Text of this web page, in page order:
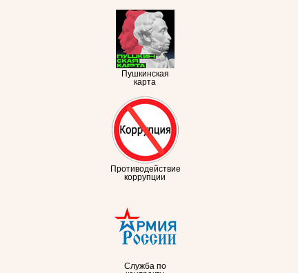
Пушкинская
карта
Противодействие
коррупции
Служба по